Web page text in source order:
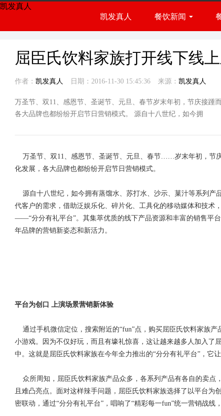
凯发真人
凯发真人
餐饮新闻
行业资讯
屈臣氏饮料家族打开线下线
作者： 凯发真人 日期：2016-11-30 15:45:36 来源： 凯发真人
万圣节、双11、感恩节、圣诞节、元旦、春节岁末年初，节庆接踵
各大品牌也都纷纷开启节日营销模式。 源自十八世纪，如今拥
万圣节、双11、感恩节、圣诞节、元旦、春节……岁末年初，节
化发展，各大品牌也都纷纷开启节日营销模式。
源自十八世纪，如今拥有蒸馏水、苏打水、沙示、菓汁等系列产
代客户的需求，借助泛娱乐化、碎片化、工具化的移动媒体和技术
——“分分有礼平台”。其集萃优质的线下产品资源和丰富的销售平
年品牌的营销新姿态和新活力。
平台为创口 上演场景营销新体验
通过手机微信定位，搜索附近的“fun”点，购买屈臣氏饮料家族
小游戏。因为不仅好玩，而且有壕礼惊喜，这让越来越多人加入了
中。这就是屈臣氏饮料家族在今年全力推出的“分分有礼平台”，它
众所周知，屈臣氏饮料家族产品众多，各系列产品有各自的卖点
且难凸亮点。面对这样辣手问题，屈臣氏饮料家族选择了以平台
密联动，通过“分分有礼平台”，唱响了“精彩每一fun”统一营销战线